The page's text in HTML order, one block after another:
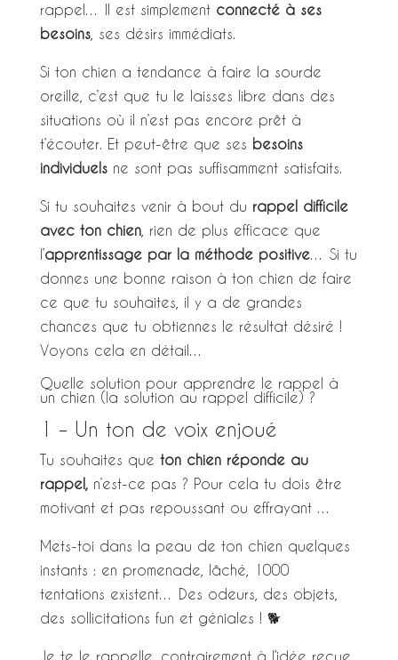
rappel… Il est simplement connecté à ses
besoins, ses désirs immédiats.
Si ton chien a tendance à faire la sourde
oreille, c’est que tu le laisses libre dans des
situations où il n’est pas encore prêt à
t’écouter. Et peut-être que ses besoins
individuels ne sont pas suffisamment satisfaits.
Si tu souhaites venir à bout du rappel difficile
avec ton chien, rien de plus efficace que
l’apprentissage par la méthode positive… Si tu
donnes une bonne raison à ton chien de faire
ce que tu souhaites, il y a de grandes
chances que tu obtiennes le résultat désiré !
Voyons cela en détail…
Quelle solution pour apprendre le rappel à
un chien (la solution au rappel difficile) ?
1 – Un ton de voix enjoué
Tu souhaites que ton chien réponde au
rappel,n’est-ce pas ? Pour cela tu dois être
motivant et pas repoussant ou effrayant …
Mets-toi dans la peau de ton chien quelques
instants : en promenade, lâché, 1000
tentations existent… Des odeurs, des objets,
des sollicitations fun et géniales ! 🐕
Je te le rappelle, contrairement à l’idée reçue,